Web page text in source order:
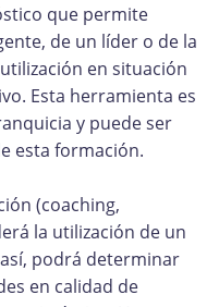
que permite
de un líder o de la
en situación
Esta herramienta es
y puede ser
esta formación.
(coaching,
la utilización de un
podrá determinar
en calidad de